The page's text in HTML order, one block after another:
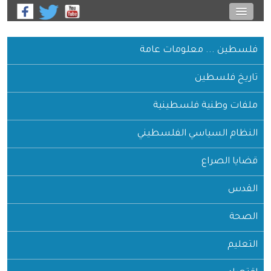
فلسطين ... معلومات عامة
تاريخ فلسطين
ملفات وطنية فلسطينية
النظام السياسي الفلسطيني
قضايا الصراع
القدس
الصحة
التعليم